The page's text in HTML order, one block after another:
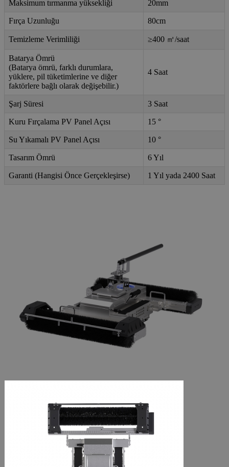
Maksimum tırmanma yüksekliği 20mm
Fırça Uzunluğu 80cm
Temizleme Verimliliği ≥400 ㎡/saat
Batarya Ömrü
(Batarya ömrü, farklı durumlara,
yüklere, pil tüketimlerine ve diğer
faktörlere bağlı olarak değişebilir.)
4 Saat
Şarj Süresi 3 Saat
Kuru Fırçalama PV Panel Açısı 15 °
Su Yıkamalı PV Panel Açısı 10 °
Tasarım Ömrü 6 Yıl
Garanti (Hangisi Önce Gerçekleşirse) 1 Yıl yada 2400 Saat